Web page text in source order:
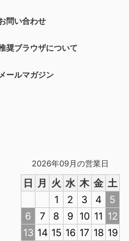
2026年09月の営業日
日 月 火 水 木 金 土
1
2 3 4
5
6
7 8 9 10 11 12
13 14 15 16 17 18 19
問い合わせ
奨ブラウザについて
メールマガジン